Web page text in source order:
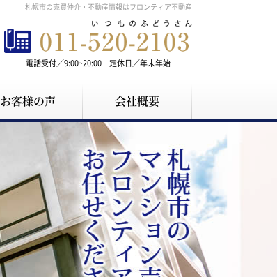
札幌市の売買仲介・不動産情報はフロンティア不動産
電話受付／9:00~20:00 定休日／年末年始
お客様の声 会社概要